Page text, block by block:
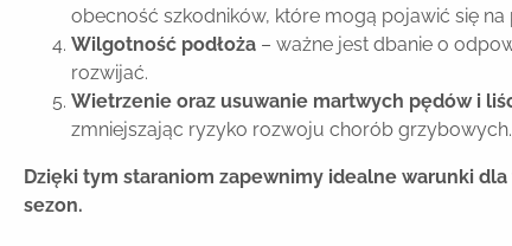
obecność szkodników, które mogą pojawić się na
Wilgotność podłoża – ważne jest dbanie o
rozwijać.
Wietrzenie oraz usuwanie martwych pędów i
zmniejszając ryzyko rozwoju chorób grzybowych.
Dzięki tym staraniom zapewnimy idealne warunki
sezon.